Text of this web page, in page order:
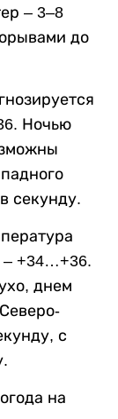
– 3–8
до
Ночью
секунду.
– +34…+36.
днем
с
на